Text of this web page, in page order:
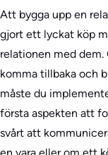
Att bygga upp en
gjort ett lyckat köp
relationen med dem.
komma tillbaka och
måste du
första aspekten att
svårt att
en vara eller om ett